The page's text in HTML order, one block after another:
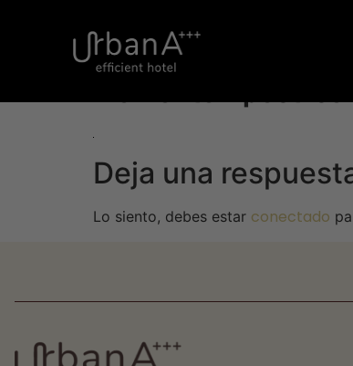
Elementor-post-
Deja una
Lo siento, debes estar conectado